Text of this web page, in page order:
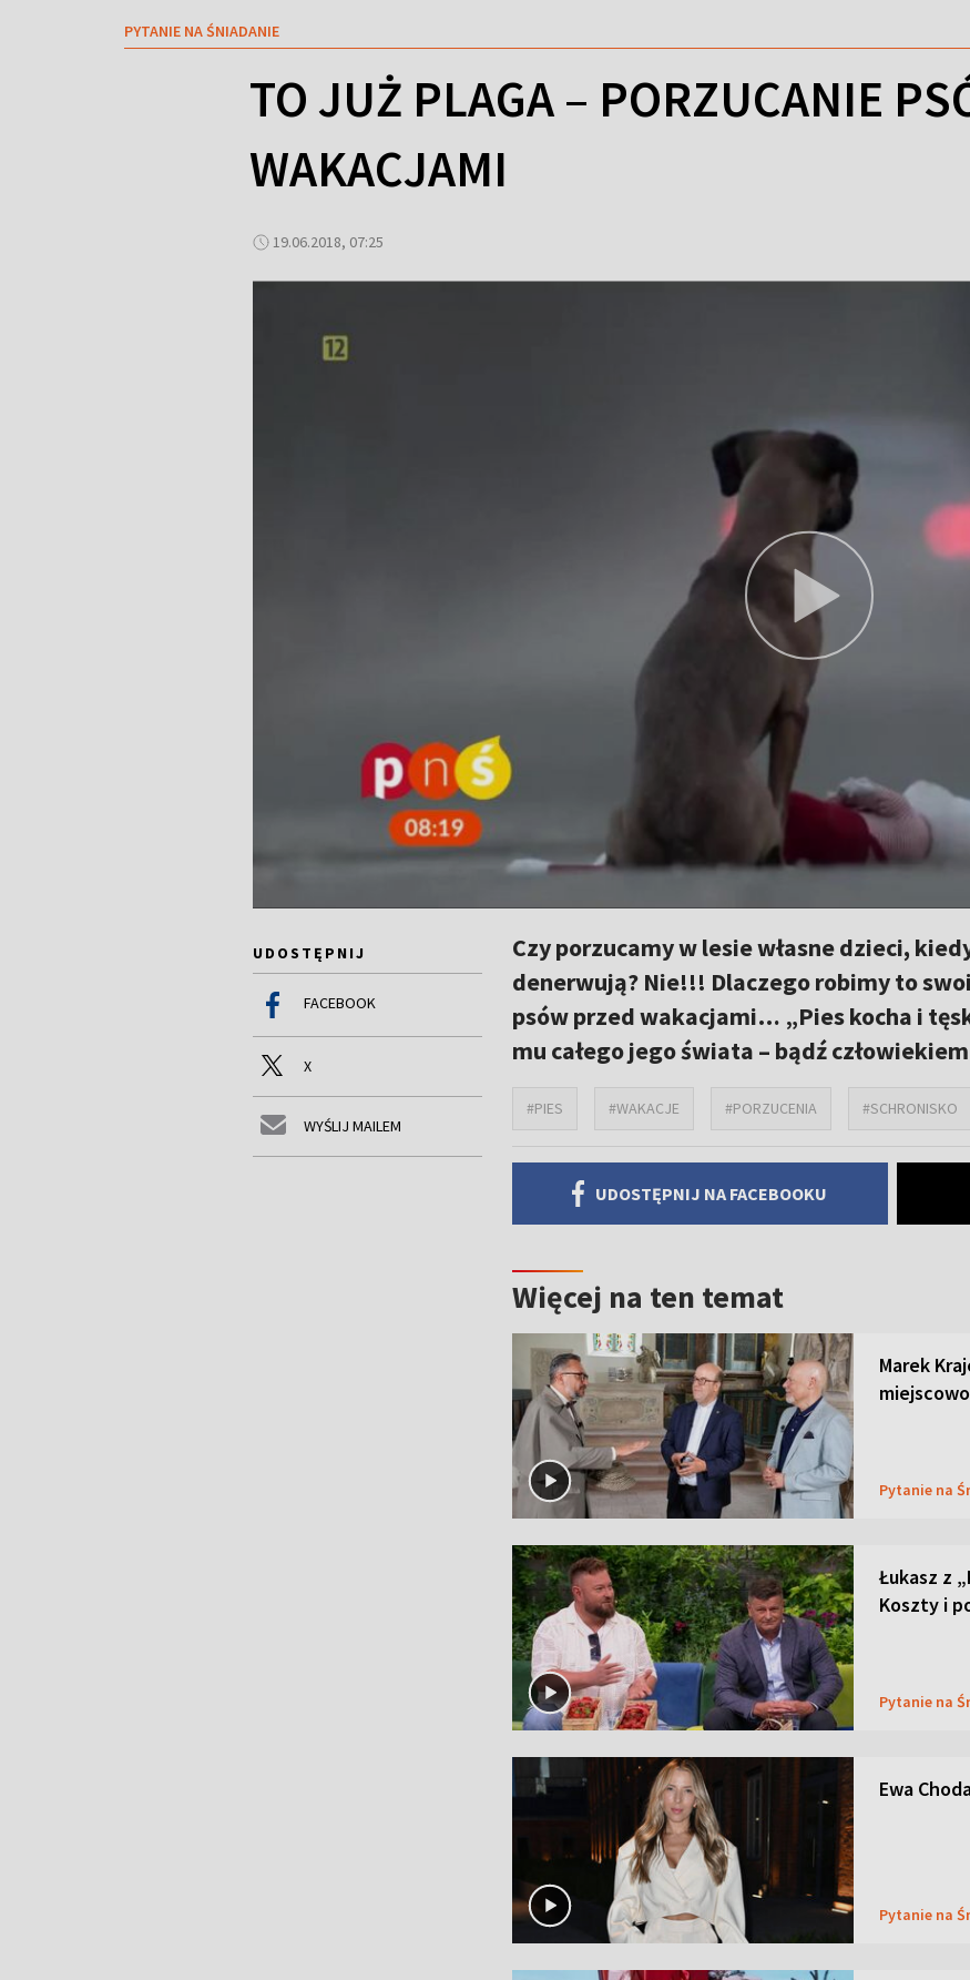
PYTANIE NA ŚNIADANIE
TO JUŻ PLAGA – PORZUCANIE
WAKACJAMI
19.06.2018, 07:25
UDOSTĘPNIJ
FACEBOOK
X
WYŚLIJ MAILEM
Czy porzucamy w lesie własne dzieci,
denerwują? Nie!!! Dlaczego robimy to
psów przed wakacjami… „Pies kocha i
mu całego jego świata – bądź
#PIES #WAKACJE #PORZUCENIA #SCHRONISKO
UDOSTĘPNIJ NA FACEBOOKU
Więcej na ten temat
Marek
Pytanie na
Łukasz z
Koszty i
Pytanie na
Ewa
Pytanie na